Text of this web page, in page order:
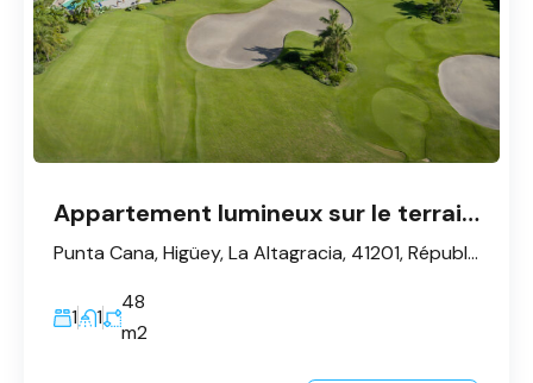
Appartement lumineux sur le terrain de golf - Punta Cana
Punta Cana, Higüey, La Altagracia, 41201, République dominicaine
1 1
48
m2